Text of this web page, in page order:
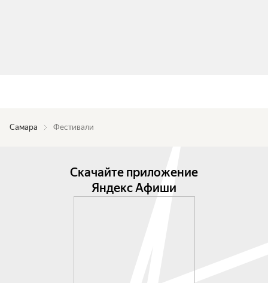
Самара Фестивали
Скачайте приложение
Яндекс Афиши